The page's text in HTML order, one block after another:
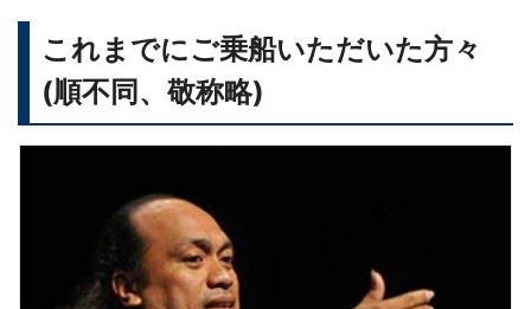
これまでにご乗船いただいた方々
(順不同、敬称略)